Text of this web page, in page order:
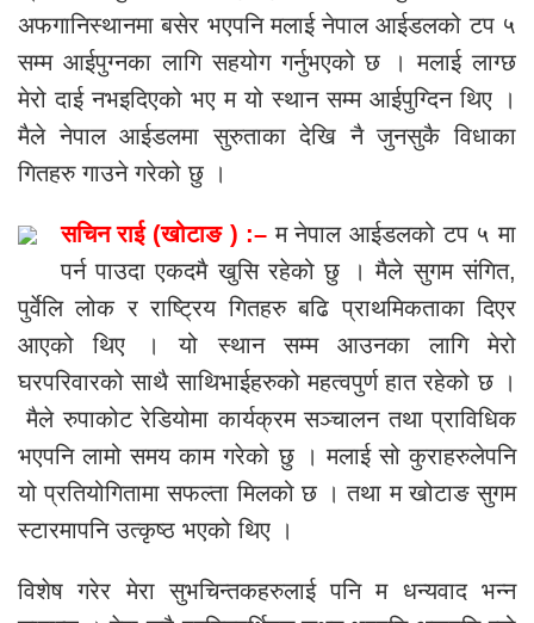
अफगानिस्थानमा बसेर भएपनि मलाई नेपाल आईडलको टप ५
सम्म आईपुग्नका लागि सहयोग गर्नुभएको छ । मलाई लाग्छ
मेरो दाई नभइदिएको भए म यो स्थान सम्म आईपुग्दिन थिए ।
मैले नेपाल आईडलमा सुरुताका देखि नै जुनसुकै विधाका
गितहरु गाउने गरेको छु ।
सचिन राई (खोटाङ ) :– म नेपाल आईडलको टप ५ मा
पर्न पाउदा एकदमै खुसि रहेको छु । मैले सुगम संगित,
पुर्वेलि लोक र राष्ट्रिय गितहरु बढि प्राथमिकताका दिएर
आएको थिए । यो स्थान सम्म आउनका लागि मेरो
घरपरिवारको साथै साथिभाईहरुको महत्वपुर्ण हात रहेको छ ।
मैले रुपाकोट रेडियोमा कार्यक्रम सञ्चालन तथा प्राविधिक
भएपनि लामो समय काम गरेको छु । मलाई सो कुराहरुलेपनि
यो प्रतियोगितामा सफल्ता मिलको छ । तथा म खोटाङ सुगम
स्टारमापनि उत्कृष्ठ भएको थिए ।
विशेष गरेर मेरा सुभचिन्तकहरुलाई पनि म धन्यवाद भन्न